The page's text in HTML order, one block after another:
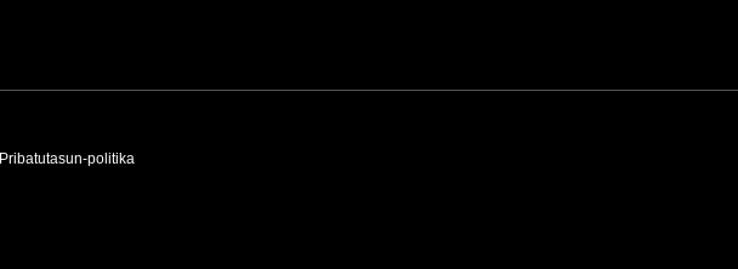
Pribatutasun-politika